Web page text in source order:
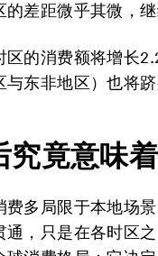
的差距微乎其微，
区的消费额将增长
与东非地区）也将
究竟意味
费多局限于本地场
通，只是在各时区